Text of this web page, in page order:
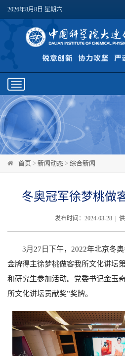
2026年8月8日 星期六
Toggle
navigation
首页 > 新闻动态 > 综合新闻
冬奥冠军徐梦桃做
发布时间：2024-03-28 |
3月 27 日下午， 2022年北京冬
金牌得主徐梦桃做客我所文化讲坛第
和研究生参加活动。党委书记金玉
所文化讲坛贡献奖”奖牌。